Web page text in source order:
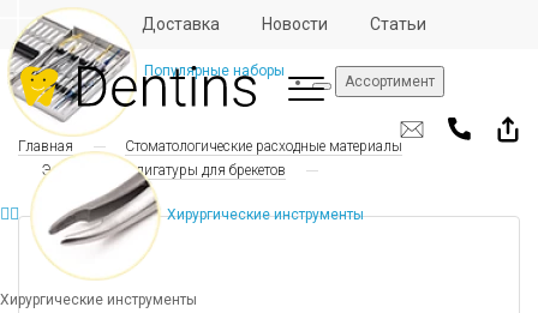
Отзывы Доставка Новости Статьи
Ассортимент
Популярные наборы
Хирургические инструменты
Хирургические инструменты
Главная
Стоматологические расходные материалы
Эластические лигатуры для брекетов